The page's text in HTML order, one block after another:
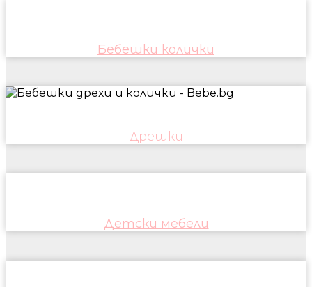
Бебешки колички
Дрешки
Детски мебели